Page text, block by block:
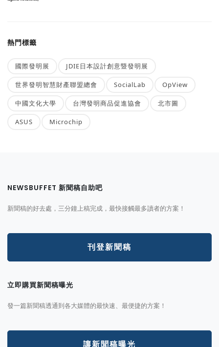
熱門標籤
國際發明展 JDIE日本設計創意暨發明展
世界發明智慧財產聯盟總會 SocialLab OpView
中國文化大學 台灣發明商品促進協會 北市圖
ASUS Microchip
NEWSBUFFET 新聞稿自助吧
新聞稿的好去處，三分鐘上稿完成，最快接觸最多讀者的方案！
刊登新聞稿
立即購買新聞稿曝光
發一篇新聞稿透通到各大媒體的最快速、最便捷的方案！
讓新聞稿曝光